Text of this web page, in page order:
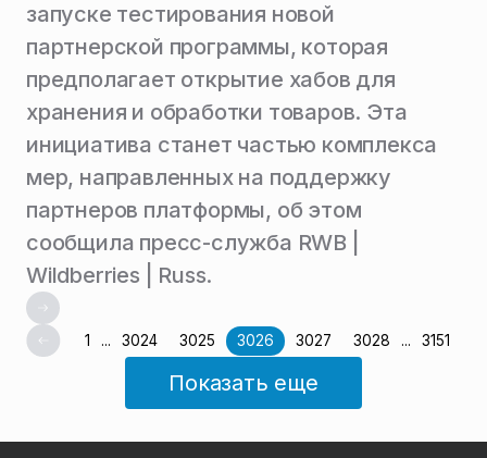
запуске тестирования новой
партнерской программы, которая
предполагает открытие хабов для
хранения и обработки товаров. Эта
инициатива станет частью комплекса
мер, направленных на поддержку
партнеров платформы, об этом
сообщила пресс-служба RWB |
Wildberries | Russ.
1 ... 3024 3025 3026 3027 3028 ... 3151
Показать еще